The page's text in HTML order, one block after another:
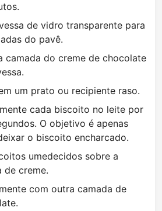
de vidro transparente para
do pavê.
camada do creme de chocolate
um prato ou recipiente raso.
cada biscoito no leite por
O objetivo é apenas
o biscoito encharcado.
umedecidos sobre a
de creme.
com outra camada de